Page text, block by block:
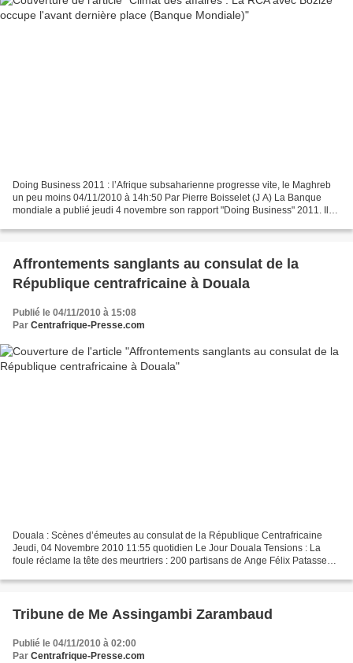
Doing Business 2011 : l’Afrique subsaharienne progresse vite, le Maghreb
un peu moins 04/11/2010 à 14h:50 Par Pierre Boisselet (J A) La Banque
mondiale a publié jeudi 4 novembre son rapport "Doing Business" 2011. Il
Affrontements sanglants au consulat de la
République centrafricaine à Douala
Publié le 04/11/2010 à 15:08
Par Centrafrique-Presse.com
Douala : Scènes d’émeutes au consulat de la République Centrafricaine
Jeudi, 04 Novembre 2010 11:55 quotidien Le Jour Douala Tensions : La
foule réclame la tête des meurtriers : 200 partisans de Ange Félix Patasse
Tribune de Me Assingambi Zarambaud
Publié le 04/11/2010 à 02:00
Par Centrafrique-Presse.com